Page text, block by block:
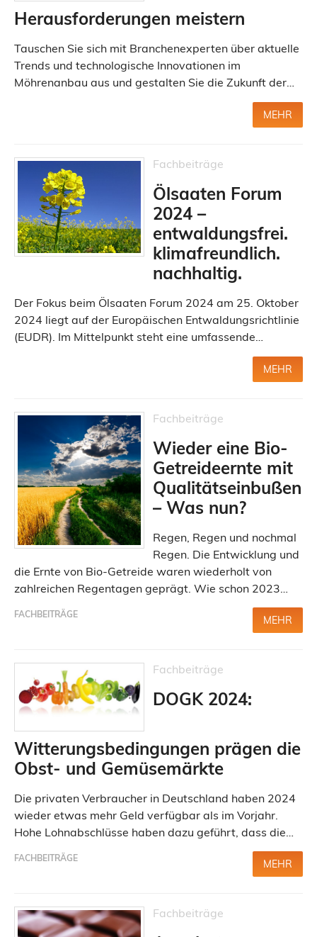
Herausforderungen meistern
Tauschen Sie sich mit Branchenexperten über aktuelle
Trends und technologische Innovationen im
Möhrenanbau aus und gestalten Sie die Zukunft der…
MEHR
Fachbeiträge
Ölsaaten Forum
2024 –
entwaldungsfrei.
klimafreundlich.
nachhaltig.
Der Fokus beim Ölsaaten Forum 2024 am 25. Oktober
2024 liegt auf der Europäischen Entwaldungsrichtlinie
(EUDR). Im Mittelpunkt steht eine umfassende…
MEHR
Fachbeiträge
Wieder eine Bio-
Getreideernte mit
Qualitätseinbußen
– Was nun?
Regen, Regen und nochmal
Regen. Die Entwicklung und
die Ernte von Bio-Getreide waren wiederholt von
zahlreichen Regentagen geprägt. Wie schon 2023…
FACHBEITRÄGE MEHR
Fachbeiträge
DOGK 2024:
Witterungsbedingungen prägen die
Obst- und Gemüsemärkte
Die privaten Verbraucher in Deutschland haben 2024
wieder etwas mehr Geld verfügbar als im Vorjahr.
Hohe Lohnabschlüsse haben dazu geführt, dass die…
FACHBEITRÄGE MEHR
Fachbeiträge